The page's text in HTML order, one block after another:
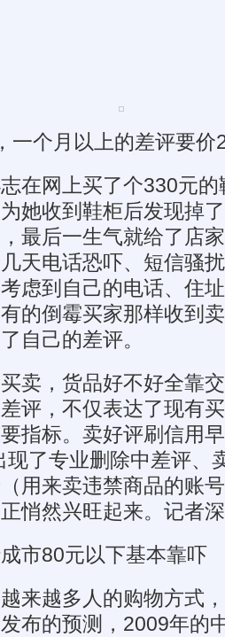
一个月以上的差评要价
网上买了个330元的
她收到鞋柜后发现掉
最后一生气就给了店
天电话恐吓、短信骚
虑到自己的电话、住
的倒霉买家那样收到
自己的差评。
，货品好不好全靠交
评，不仅表达了现有
指标。卖好评刷信用
现了专业删除中差评、
用来卖违禁商品的账
悄然兴旺起来。记者
80元以下基本靠吓
越多人的购物方式，
布的预测，2009年的